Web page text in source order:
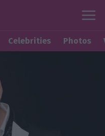
Celebrities Photos